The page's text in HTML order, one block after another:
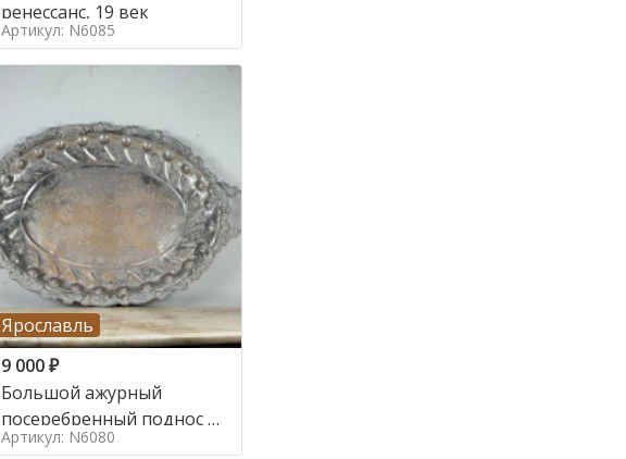
ренессанс, 19 век
Артикул: N6085
Ярославль
9 000₽
Большой ажурный
посеребренный поднос в
стиле
Артикул: N6080